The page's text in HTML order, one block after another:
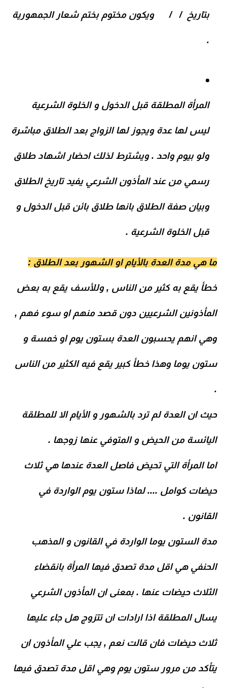
بتاريخ / / ويكون مختوم بختم شعار الجمهورية
.
المرأة المطلقة قبل الدخول و الخلوة الشرعية
ليس لها عدة ويجوز لها الزواج بعد الطلاق مباشرة
ولو بيوم واحد . ويشترط لذلك احضار اشهاد طلاق
رسمي من عند المأذون الشرعي يفيد تاريخ الطلاق
وبيان صفة الطلاق بانها طلاق بائن قبل الدخول و
قبل الخلوة الشرعية .
ما هي مدة العدة بالأيام او الشهور بعد الطلاق :
خطأ يقع به كثير من الناس , وللأسف يقع به بعض
المأذونين الشرعيين دون قصد منهم او سوء فهم ,
وهي انهم يحسبون العدة بستون يوم او خمسة و
ستون يوما وهذا خطأ كبير يقع فيه الكثير من الناس
.
حيث ان العدة لم ترد بالشهور و الأيام الا للمطلقة
اليائسة من الحيض و المتوفي عنها زوجها .
اما المرأة التي تحيض فاصل العدة عندها هي ثلاث
حيضات كوامل .... لماذا ستون يوم الواردة في
القانون .
مدة الستون يوما الواردة في القانون و المذهب
الحنفي هياقل مدة تصدق فيها المرأة بانقضاء
الثلاث حيضات عنها . بمعنى ان المأذون الشرعي
يسال المطلقة اذا ارادات ان تتزوج هل جاء عليها
ثلاث حيضات فان قالت نعم , يجب علي المأذون ان
يتأكد من مرور ستون يوم وهي اقل مدة تصدق فيها